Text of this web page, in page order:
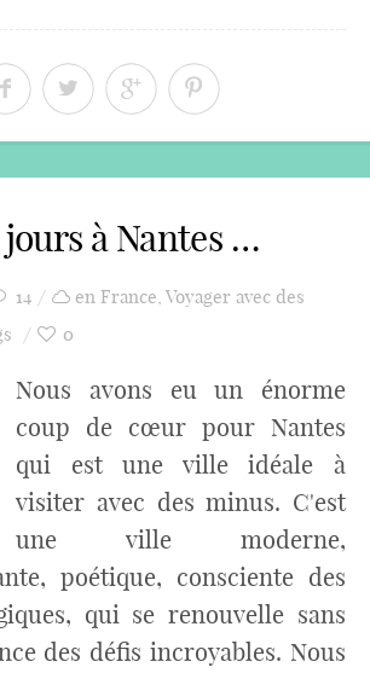
à Nantes …
14 en France, Voyager avec des
0
Nous avons eu un énorme
coup de cœur pour Nantes
qui est une ville idéale à
visiter avec des minus. C'est
une ville moderne,
poétique, consciente des
qui se renouvelle sans
des défis incroyables. Nous